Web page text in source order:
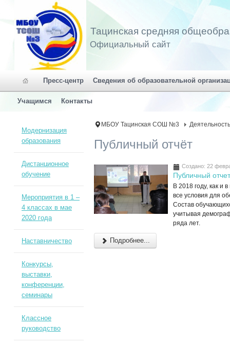
Тацинская средняя
Официальный сайт
Пресс-центр Сведения об образовательной
Учащимся Контакты
МБОУ Тацинская СОШ №3
Публичный отчёт
Создано: 22
Публичный
В 2018 году, как
все условия для
Состав
учитывая
ряда лет.
Подробнее...
Модернизация
образования
Дистанционное
обучение
Мероприятия в 1 –
4 классах в мае
2020 года
Наставничество
Конкурсы,
выставки,
конференции,
семинары
Классное
руководство